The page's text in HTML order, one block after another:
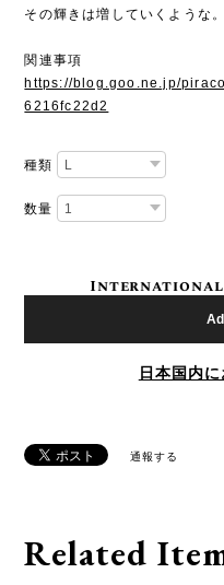
その輝きは増していくような
関連事項
https://blog.goo.ne.jp/
6216fc22d2
種類
数量
International
日本国内
通報する
Related